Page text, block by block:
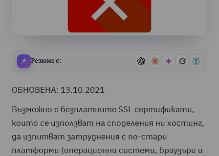
Резюме с:
ОБНОВЕНА: 13.10.2021
Възможно е безплатните SSL сертификати,
които се използват на споделения ни хостинг,
да изпитват затруднения с по-стари
платформи (операционни системи, браузъри и